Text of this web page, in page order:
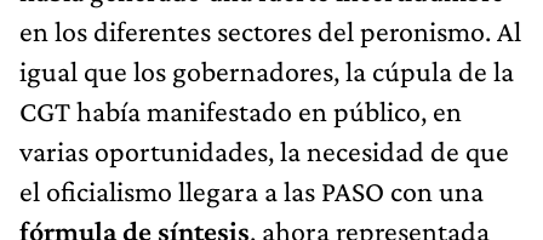
igual que los gobernadores, la cúpula de la
CGT
había manifestado en público, en
varias oportunidades, la necesidad de que
el oficialismo llegara a las PASO con una
fórmula de síntesis, ahora representada
por Massa yAgustín Rossi , precandidato a